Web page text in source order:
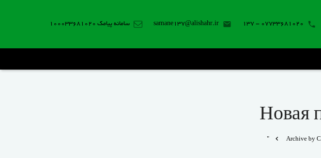
07733681020 - 137
samane137@alishahr.ir سامانه پیامک 100033681020
Новая
Archive by